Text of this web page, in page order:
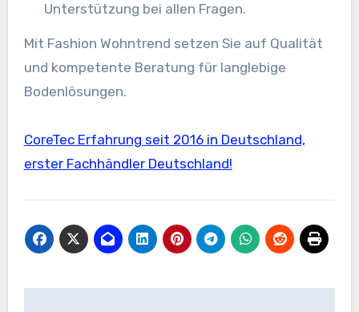
Unterstützung bei allen Fragen.
Mit Fashion Wohntrend setzen Sie auf Qualität
und kompetente Beratung für langlebige
Bodenlösungen.
CoreTec Erfahrung seit 2016 in Deutschland,
erster Fachhändler Deutschland!